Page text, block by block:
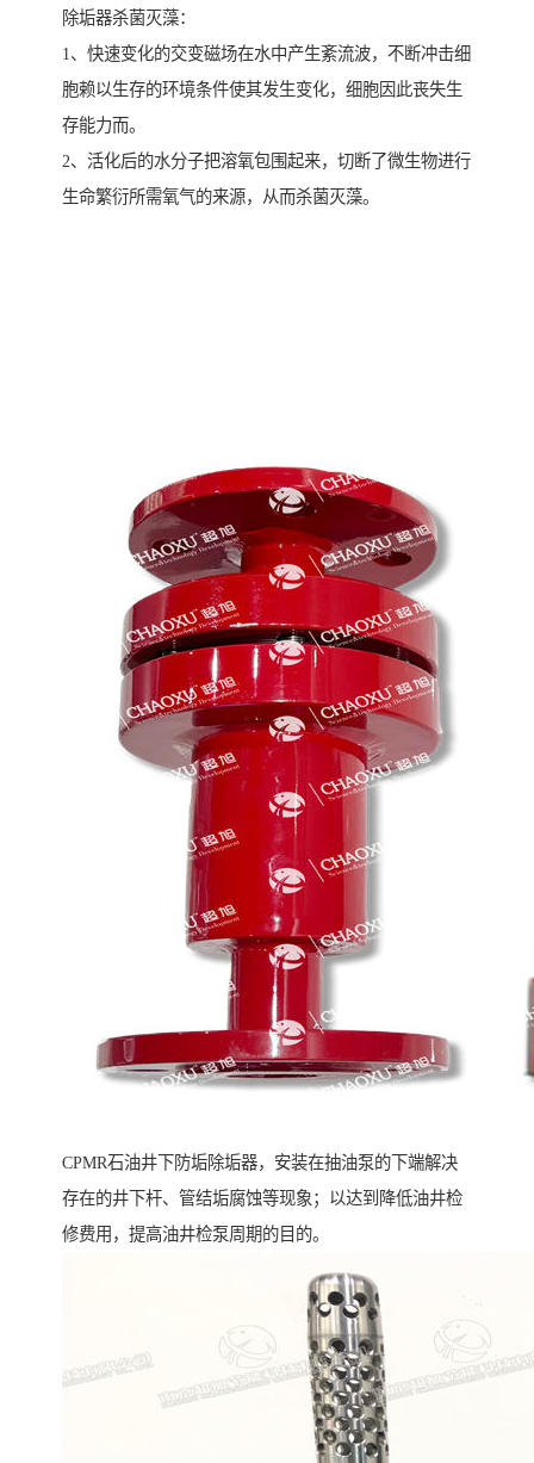
除垢器杀菌灭藻：
1、快速变化的交变磁场在水中产生紊流波，不断冲击细
胞赖以生存的环境条件使其发生变化，细胞因此丧失生
存能力而。
2、活化后的水分子把溶氧包围起来，切断了微生物进行
生命繁衍所需氧气的来源，从而杀菌灭藻。
CPMR石油井下防垢除垢器，安装在抽油泵的下端解决
存在的井下杆、管结垢腐蚀等现象；以达到降低油井检
修费用，提高油井检泵周期的目的。